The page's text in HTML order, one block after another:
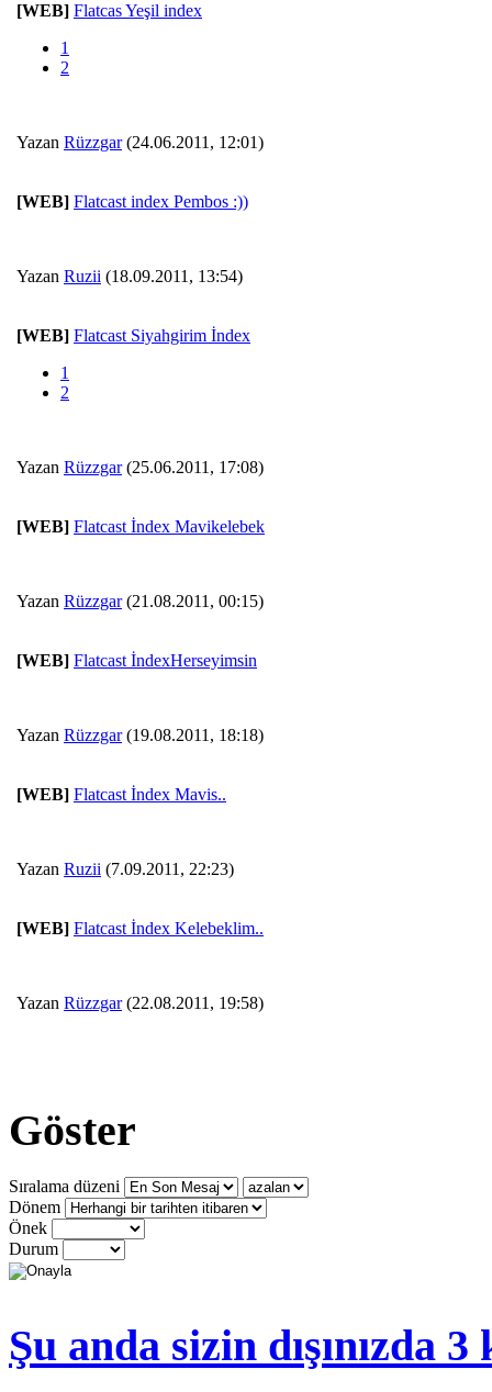
[WEB] Flatcas Yeşil index
1
2
Yazan Rüzzgar(24.06.2011, 12:01)
[WEB] Flatcast index Pembos :))
Yazan Ruzii (18.09.2011, 13:54)
[WEB] Flatcast Siyahgirim İndex
1
2
Yazan Rüzzgar(25.06.2011, 17:08)
[WEB] Flatcast İndex Mavikelebek
Yazan Rüzzgar(21.08.2011, 00:15)
[WEB] Flatcast İndexHerseyimsin
Yazan Rüzzgar(19.08.2011, 18:18)
[WEB] Flatcast İndex Mavis..
Yazan Ruzii (7.09.2011, 22:23)
[WEB] Flatcast İndex Kelebeklim..
Yazan Rüzzgar(22.08.2011, 19:58)
Göster
Sıralama düzeni
Dönem
Önek
Durum
Şu anda sizin dışınızda